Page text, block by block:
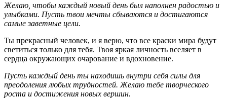
Желаю, чтобы каждый новый день был наполнен радостью и
улыбками. Пусть твои мечты сбываются и достигаются
самые заветные цели.
Ты прекрасный человек, и я верю, что все краски мира будут
светиться только для тебя. Твоя яркая личность вселяет в
сердца окружающих очарование и вдохновение.
Пусть каждый день ты находишь внутри себя силы для
преодоления любых трудностей. Желаю тебе творческого
роста и достижения новых вершин.